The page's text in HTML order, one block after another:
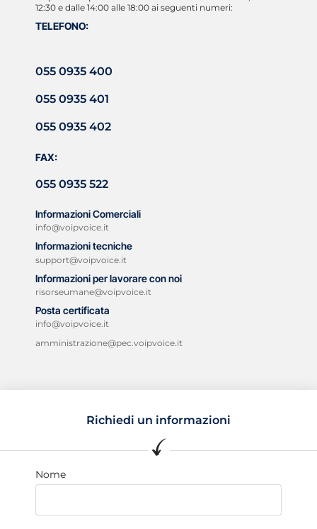
12:30 e dalle 14:00 alle 18:00 ai seguenti numeri:
TELEFONO:
055 0935 400
055 0935 401
055 0935 402
FAX:
055 0935 522
Informazioni Comerciali
info@voipvoice.it
Informazioni tecniche
support@voipvoice.it
Informazioni per lavorare con noi
risorseumane@voipvoice.it
Posta certificata
info@voipvoice.it
amministrazione@pec.voipvoice.it
Richiedi un informazioni
Nome